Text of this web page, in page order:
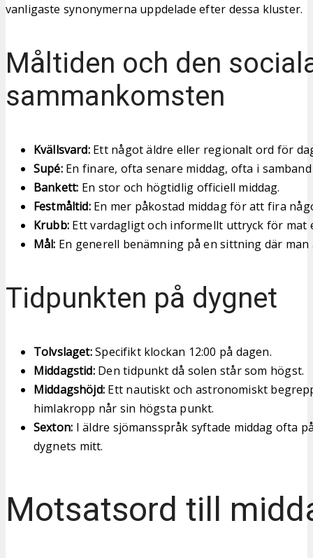
vanligaste synonymerna uppdelade efter dessa kluster.
Måltiden och den
sammankomsten
Kvällsvard:Ett något äldre eller regionalt ord för
Supé:En finare, ofta senare middag, ofta i
Bankett: En stor och högtidlig officiell middag.
Festmåltid:En mer påkostad middag för att fira
Krubb:Ett vardagligt och informellt uttryck för mat
Mål: En generell benämning på en sittning där man
Tidpunkten på dygnet
Tolvslaget:Specifikt klockan 12:00 på dagen.
Middagstid:Den tidpunkt då solen står som högst.
Middagshöjd:Ett nautiskt och astronomiskt
himlakropp når sin högsta punkt.
Sexton: I äldre sjömansspråk syftade middag ofta
dygnets mitt.
Motsatsord till